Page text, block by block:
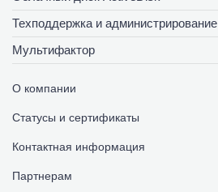
Техподдержка и администрирование
Мультифактор
О компании
Статусы и сертификаты
Контактная информация
Партнерам